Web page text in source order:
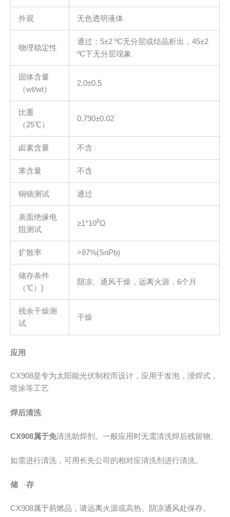
外观 无色透明液体
物理稳定性
通过：5±2 ºC无分层或结晶析出，45±2
ºC下无分层现象
固体含量
（wt/wt）
2.0±0.5
比重
（25℃）
0.790±0.02
卤素含量 不含
苯含量 不含
铜镜测试 通过
表面绝缘电
阻测试
≥1*108Ω
扩散率 >87%(SnPb)
储存条件
（℃）}
阴凉、通风干燥，远离火源，6个月
残余干燥测
试
干燥
应用
CX908是专为太阳能光伏制程而设计，应用于发泡，浸焊式，
喷涂等工艺
焊后清洗
CX908属于免清洗助焊剂。一般应用时无需清洗焊后残留物。
如需进行清洗，可用长先公司的相对应清洗剂进行清洗。
储 存
CX908属于易燃品，请远离火源或高热。阴凉通风处保存。